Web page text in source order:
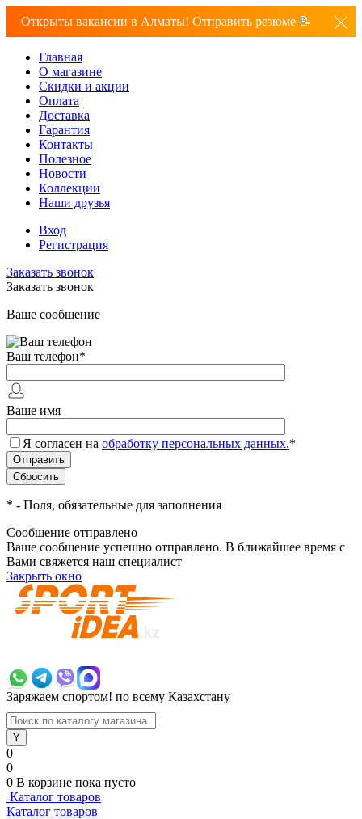
Открыты вакансии в Алматы! Отправить резюме 📝
Главная
О магазине
Скидки и акции
Оплата
Доставка
Гарантия
Контакты
Полезное
Новости
Коллекции
Наши друзья
Вход
Регистрация
Заказать звонок
Заказать звонок
Ваше сообщение
Ваш телефон*
Ваше имя
Я согласен на обработку персональных данных.*
* - Поля, обязательные для заполнения
Сообщение отправлено
Ваше сообщение успешно отправлено. В ближайшее время с
Вами свяжется наш специалист
Закрыть окно
Заряжаем спортом! по всему Казахстану
0
0
0 В корзине пока пусто
Каталог товаров
Каталог товаров